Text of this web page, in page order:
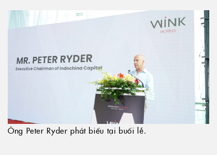
Ông Peter Ryder phát biểu tại buổi lễ.